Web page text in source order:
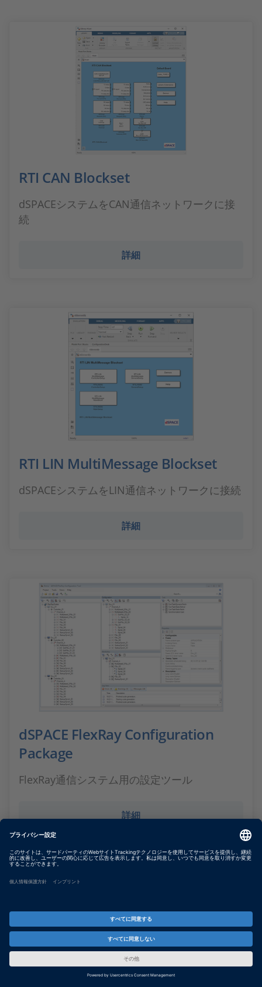
RTI CAN Blockset
dSPACEシステムをCAN通信ネットワークに接
続
詳細
RTI LIN MultiMessage Blockset
dSPACEシステムをLIN通信ネットワークに接続
詳細
dSPACE FlexRay Configuration
Package
FlexRay通信システム用の設定ツール
詳細